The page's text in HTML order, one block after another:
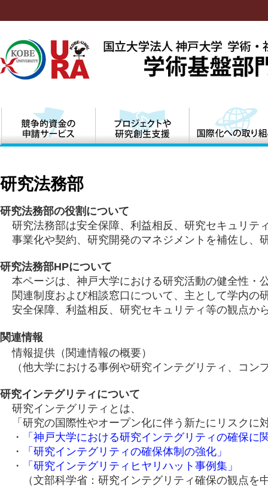
研究法務部
研究法務部の役割について
研究法務部は安全保障、利益相反、研究セキュリテ
事業化や契約、研究開発のマネジメントを補佐し、
研究法務部HPについて
本ページは、神戸大学における研究活動の健全性・
関連制度および相談窓口について、主として学内の
安全保障、利益相反、研究セキュリティ等の観点か
関連情報
情報提供（関連情報の概要）
（他大学における事例や研究インテグリティ、コン
研究インテグリティについて
研究インテグリティとは、
「研究の国際性やオープン化に伴う新たにリスクに
・
「神戸大学における研究インテグリティの確保に
・
「研究インテグリティの確保体制の強化」
・
「研究インテグリティヒヤリハット事例集」
（文部科学省：研究インテグリティ確保の観点を